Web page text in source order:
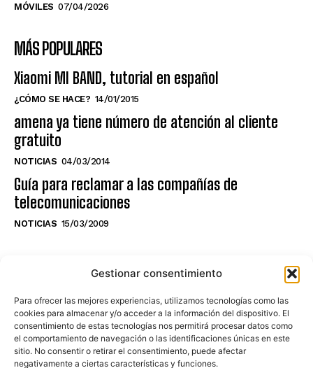
Gestionar consentimiento
Para ofrecer las mejores experiencias, utilizamos tecnologías como las
cookies para almacenar y/o acceder a la información del dispositivo. El
consentimiento de estas tecnologías nos permitirá procesar datos como
el comportamiento de navegación o las identificaciones únicas en este
sitio. No consentir o retirar el consentimiento, puede afectar
negativamente a ciertas características y funciones.
MÓVILES 07/04/2026
MÁS POPULARES
Xiaomi MI BAND, tutorial en español
¿CÓMO SE HACE? 14/01/2015
amena ya tiene número de atención al cliente
gratuito
NOTICIAS 04/03/2014
Guía para reclamar a las compañías de
telecomunicaciones
NOTICIAS 15/03/2009
NO TE PIERDAS LO ÚLTIMO DEL CANAL
Haz clic en «Estoy de acuerdo» para
activar Youtube